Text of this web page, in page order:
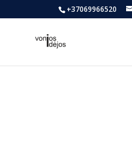
+37069966520